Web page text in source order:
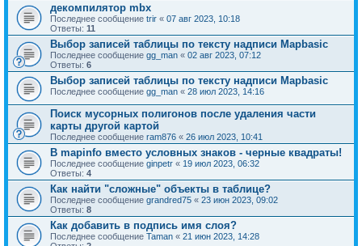
декомпилятор mbx
Последнее сообщение trir « 07 авг 2023, 10:18
Ответы: 11
Выбор записей таблицы по тексту надписи Mapbasic
Последнее сообщение gg_man « 02 авг 2023, 07:12
Ответы: 6
Выбор записей таблицы по тексту надписи Mapbasic
Последнее сообщение gg_man « 28 июл 2023, 14:16
Поиск мусорных полигонов после удаления части
карты другой картой
Последнее сообщение ram876 « 26 июл 2023, 10:41
В mapinfo вместо условных знаков - черные квадраты!
Последнее сообщение ginpetr « 19 июл 2023, 06:32
Ответы: 4
Как найти "сложные" объекты в таблице?
Последнее сообщение grandred75 « 23 июн 2023, 09:02
Ответы: 8
Как добавить в подпись имя слоя?
Последнее сообщение Taman « 21 июн 2023, 14:28